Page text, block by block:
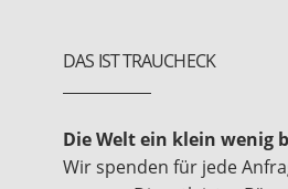
DAS IST TRAUCHECK
Die Welt ein klein wenig
Wir spenden für jede